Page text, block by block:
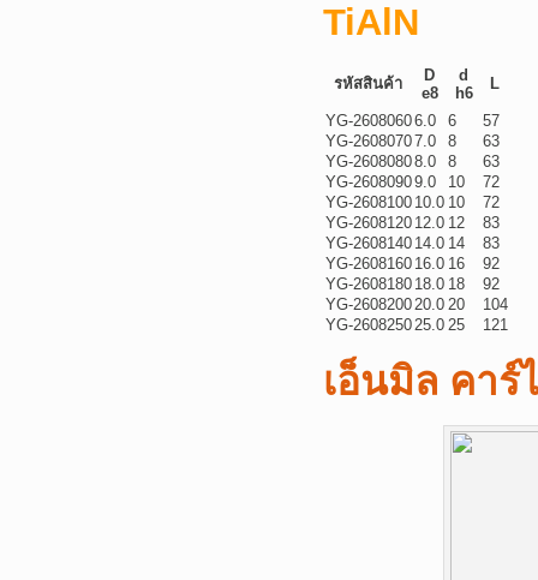
TiAlN
รหัสสินค้า
D
e8
d
h6
L
YG-26080606.0 6
57
YG-26080707.0 8
63
YG-26080808.0 8
63
YG-26080909.0 10
72
YG-2608100 10.0 10
72
YG-2608120 12.0 12
83
YG-2608140 14.0 14
83
YG-2608160 16.0 16
92
YG-2608180 18.0 18
92
YG-260820020.0 20
104
YG-260825025.0 25 121
เอ็นมิล คา